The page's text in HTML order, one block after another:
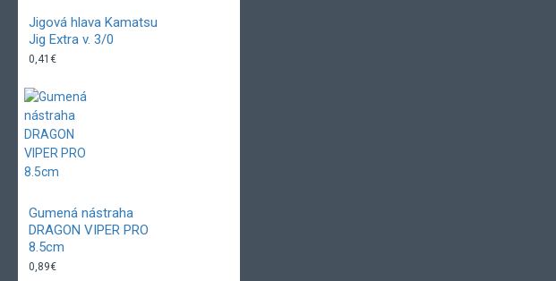
Jigová hlava Kamatsu
Jig Extra v. 3/0
0,41€
Gumená nástraha
DRAGON VIPER PRO
8.5cm
0,89€